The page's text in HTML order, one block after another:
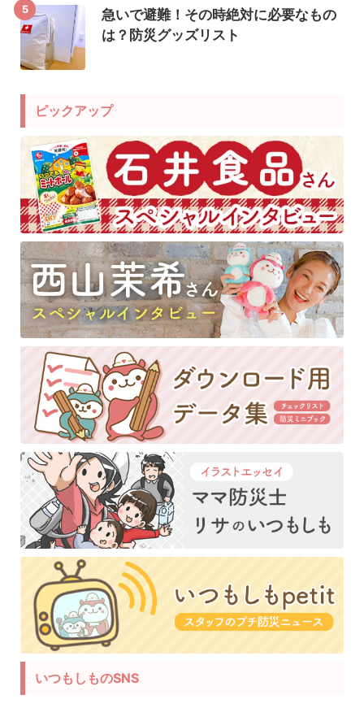
5
急いで避難！その時絶対に必要なもの
は？防災グッズリスト
ピックアップ
いつもしものSNS